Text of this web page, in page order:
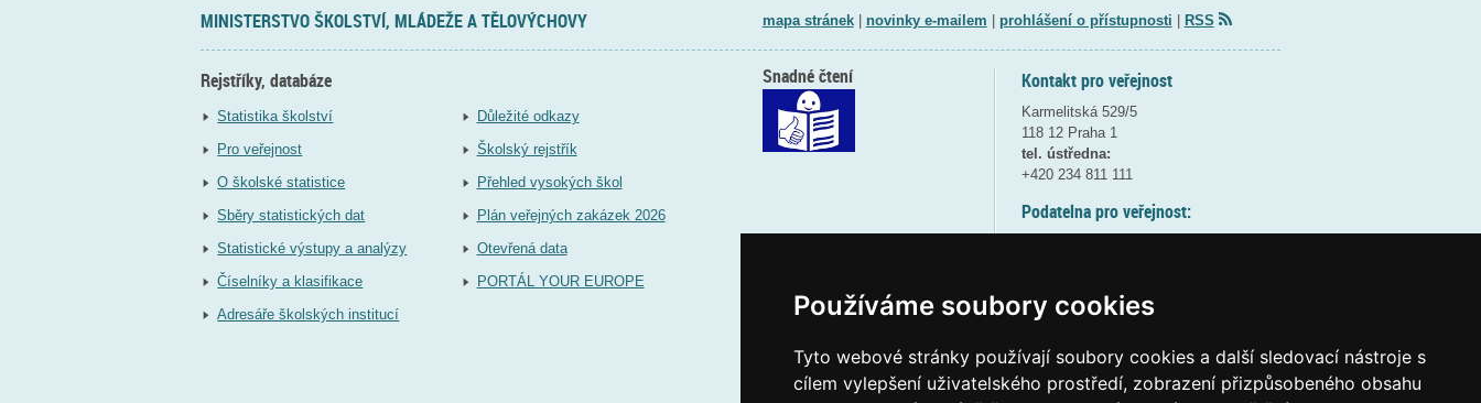
Používáme soubory cookies
Tyto webové stránky používají soubory cookies a další sledovací nástroje s
cílem vylepšení uživatelského prostředí, zobrazení přizpůsobeného obsahu
MINISTERSTVO ŠKOLSTVÍ, MLÁDEŽE A TĚLOVÝCHOVY mapa stránek| novinky e-mailem prohlášení o přístupnosti RSS
Rejstříky, databáze
Statistika školství
Pro veřejnost
O školské statistice
Sběry statistických dat
Statistické výstupy a analýzy
Číselníky a klasifikace
Adresáře školských institucí
Důležité odkazy
Školský rejstřík
Přehled vysokých škol
Plán veřejných zakázek 2026
Otevřená data
PORTÁL YOUR EUROPE
Kontakt pro veřejnost
Karmelitská 529/5
118 12 Praha 1
tel. ústředna:
+420 234 811 111
Podatelna pro veřejnost:
(více informací
Elektronická podatelna:
Snadné čtení